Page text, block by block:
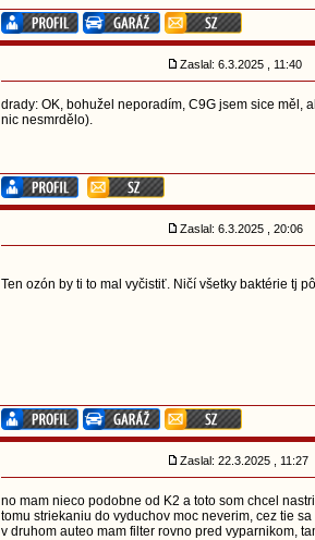
Zaslal: 6.3.2025 , 11:40
drady: OK, bohužel neporadím, C9G jsem sice měl,
nic nesmrdělo).
Zaslal: 6.3.2025 , 20:06
Ten ozón by ti to mal vyčistiť. Ničí všetky baktérie tj
Zaslal: 22.3.2025 , 11:27
no mam nieco podobne od K2 a toto som chcel
tomu striekaniu do vyduchov moc neverim, cez tie
v druhom auteo mam filter rovno pred vyparnikom,